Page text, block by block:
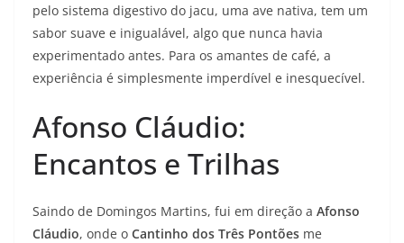
pelo sistema digestivo do jacu, uma ave nativa, tem um
sabor suave e inigualável, algo que nunca havia
experimentado antes. Para os amantes de café, a
experiência é simplesmente imperdível e inesquecível.
Afonso Cláudio:
Encantos e Trilhas
Saindo de Domingos Martins, fui em direção a Afonso
Cláudio, onde o Cantinho dos Três Pontões me